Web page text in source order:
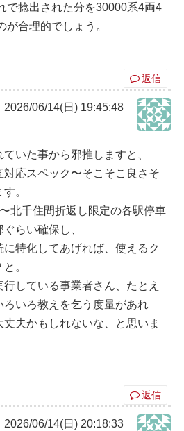
で捻出された分を30000系4両4
が合理的でしょう。
返信
2026/06/14(日) 19:45:48
いた事から邪推しますと、
対応スペック〜そこそこ良さそ
。
北千住間折返し限定の各駅停車
らい確保し、
に特化してあげれば、使えるク
。
している事業者さん、たとえ
ろいろ教えを乞う度量があれ
夫かもしれないな、と思いま
返信
2026/06/14(日) 20:18:33